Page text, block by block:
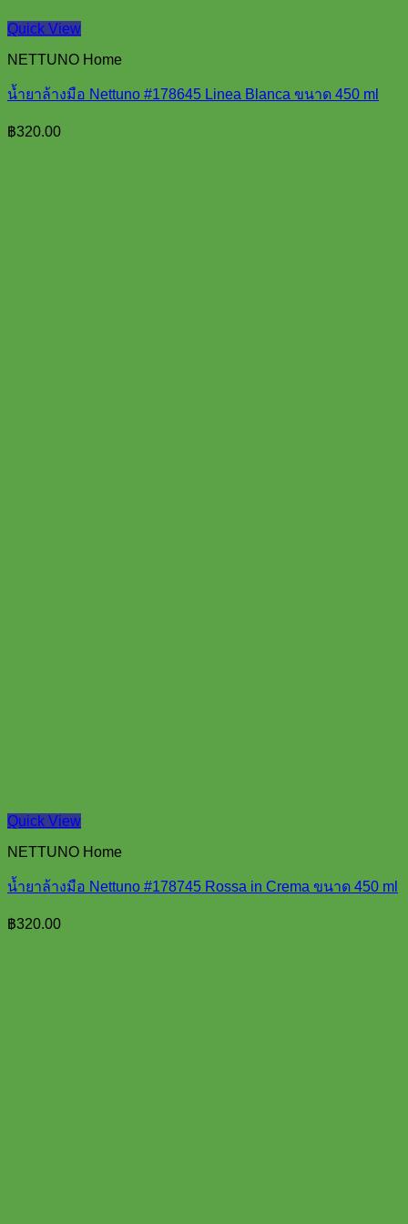
Quick View
NETTUNO Home
น้ำยาล้างมือ Nettuno #178645 Linea Blanca ขนาด 450 ml
฿320.00
Quick View
NETTUNO Home
น้ำยาล้างมือ Nettuno #178745 Rossa in Crema ขนาด 450 ml
฿320.00